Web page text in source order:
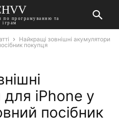
по програмуванню та
іграм
Найкращі зовнішні акумулятори
покупця
iPhone у
посібник